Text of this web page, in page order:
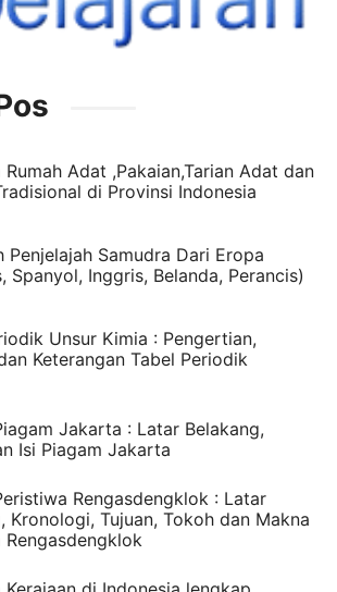
Rumah Adat ,Pakaian,Tarian Adat dan
di Provinsi Indonesia
Penjelajah Samudra Dari Eropa
Spanyol, Inggris, Belanda, Perancis)
Unsur Kimia : Pengertian,
Keterangan Tabel Periodik
Jakarta : Latar Belakang,
Isi Piagam Jakarta
Rengasdengklok : Latar
Kronologi, Tujuan, Tokoh dan Makna
Rengasdengklok